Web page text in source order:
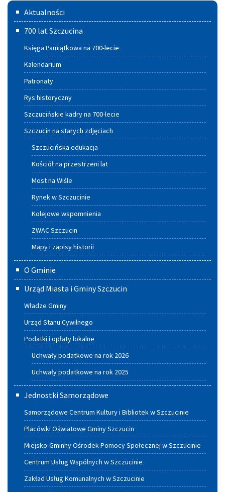
Menu
główne
Aktualności
700 lat Szczucina
Księga Pamiątkowa na 700-lecie
Kalendarium
Patronaty
Rys historyczny
Szczucińskie kadry na 700-lecie
Szczucin na starych zdjęciach
Szczucińska edukacja
Kościół na przestrzeni lat
Most na Wiśle
Rynek w Szczucinie
Kolejowe wspomnienia
ZWAC Szczucin
Mapy i zapisy historii
O Gminie
Urząd Miasta i Gminy Szczucin
Władze Gminy
Urząd Stanu Cywilnego
Podatki i opłaty lokalne
Uchwały podatkowe na rok 2026
Uchwały podatkowe na rok 2025
Jednostki Samorządowe
Samorządowe Centrum Kultury i Bibliotek w Szczucinie
Placówki Oświatowe Gminy Szczucin
Miejsko-Gminny Ośrodek Pomocy Społecznej w Szczucinie
Centrum Usług Wspólnych w Szczucinie
Zakład Usług Komunalnych w Szczucinie